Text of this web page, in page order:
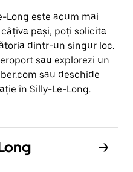
Long este acum mai
pași, poți solicita
dintr-un singur loc.
sau explorezi un
sau deschide
în Silly-Le-Long.